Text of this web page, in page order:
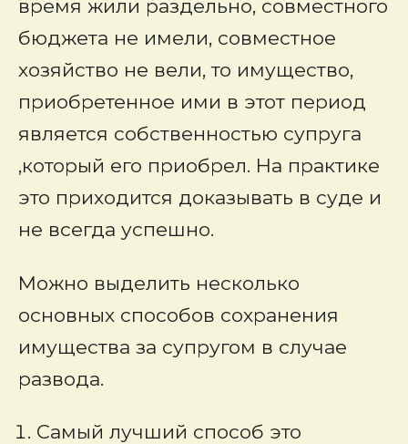
время жили раздельно, совместного
бюджета не имели, совместное
хозяйство не вели, то имущество,
приобретенное ими в этот период
является собственностью супруга
,который его приобрел. На практике
это приходится доказывать в суде и
не всегда успешно.
Можно выделить несколько
основных способов сохранения
имущества за супругом в случае
развода.
Самый лучший способ это